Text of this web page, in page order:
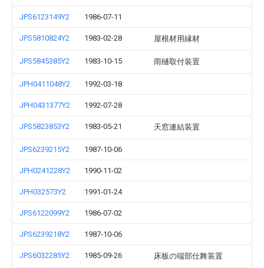
JPS6123149Y2 1986-07-11
JPS5810824Y2 1983-02-28 屋根材用縁材
JPS5845385Y2 1983-10-15 雨樋取付装置
JPH0411048Y2 1992-03-18
JPH0431377Y2 1992-07-28
JPS5823853Y2 1983-05-21 天窓連結装置
JPS6239215Y2 1987-10-06
JPH0241228Y2 1990-11-02
JPH032573Y2 1991-01-24
JPS6122099Y2 1986-07-02
JPS6239218Y2 1987-10-06
JPS6032285Y2 1985-09-26 床板の端部仕舞装置